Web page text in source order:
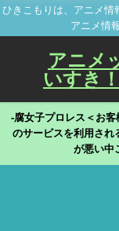
ひきこもりは、アニメ情
アニメ情
アニメ
いすき
-腐女子プロレス＜お
のサービスを利用され
が悪い中